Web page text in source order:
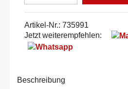
Artikel-Nr.: 735991
Jetzt weiterempfehlen:
Beschreibung